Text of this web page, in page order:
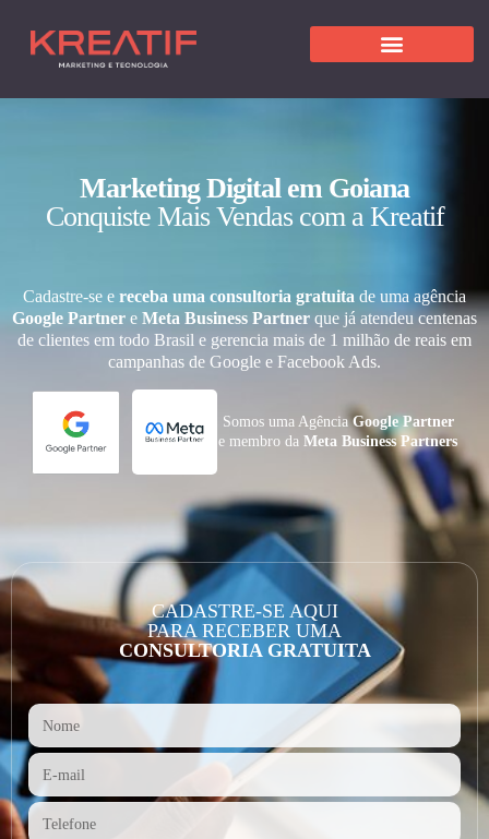
Marketing Digital em Goiana
Conquiste Mais Vendas com a Kreatif
Cadastre-se e receba uma consultoria gratuita de uma agência
Google Partner e Meta Business Partner que já atendeu centenas
de clientes em todo Brasil e gerencia mais de 1 milhão de reais em
campanhas de Google e Facebook Ads.
Somos uma AgênciaGoogle Partner
e membro daMeta Business Partners
CADASTRE-SE AQUI
PARA RECEBER UMA
CONSULTORIA GRATUITA